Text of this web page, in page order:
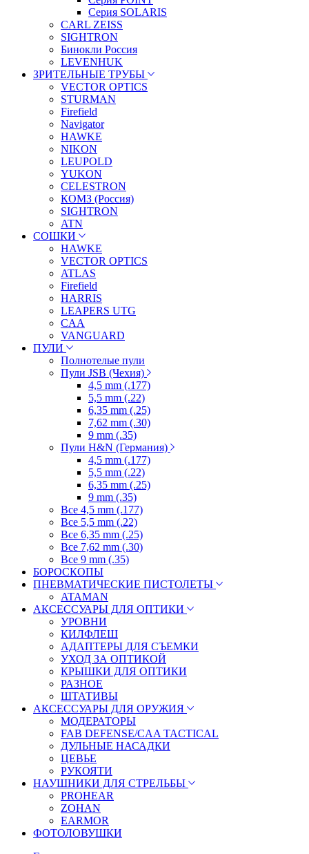
Серия SOLARIS
CARL ZEISS
SIGHTRON
Бинокли Россия
LEVENHUK
ЗРИТЕЛЬНЫЕ ТРУБЫ
VECTOR OPTICS
STURMAN
Firefield
Navigator
HAWKE
NIKON
LEUPOLD
YUKON
CELESTRON
КОМЗ (Россия)
SIGHTRON
ATN
СОШКИ
HAWKE
VECTOR OPTICS
ATLAS
Firefield
HARRIS
LEAPERS UTG
CAA
VANGUARD
ПУЛИ
Полнотелые пули
Пули JSB (Чехия)
4,5 mm (.177)
5,5 mm (.22)
6,35 mm (.25)
7,62 mm (.30)
9 mm (.35)
Пули H&N (Германия)
4,5 mm (.177)
5,5 mm (.22)
6,35 mm (.25)
9 mm (.35)
Все 4,5 mm (.177)
Все 5,5 mm (.22)
Все 6,35 mm (.25)
Все 7,62 mm (.30)
Все 9 mm (.35)
БОРОСКОПЫ
ПНЕВМАТИЧЕСКИЕ ПИСТОЛЕТЫ
ATAMAN
АКСЕССУАРЫ ДЛЯ ОПТИКИ
УРОВНИ
КИЛФЛЕШ
АДАПТЕРЫ ДЛЯ СЪЕМКИ
УХОД ЗА ОПТИКОЙ
КРЫШКИ ДЛЯ ОПТИКИ
РАЗНОЕ
ШТАТИВЫ
АКСЕССУАРЫ ДЛЯ ОРУЖИЯ
МОДЕРАТОРЫ
FAB DEFENSE/CAA TACTICAL
ДУЛЬНЫЕ НАСАДКИ
ЦЕВЬЕ
РУКОЯТИ
НАУШНИКИ ДЛЯ СТРЕЛЬБЫ
PROHEAR
ZOHAN
EARMOR
ФОТОЛОВУШКИ